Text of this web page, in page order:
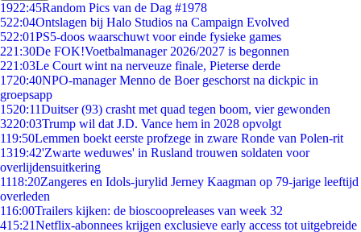
1922:45Random Pics van de Dag #1978
522:04Ontslagen bij Halo Studios na Campaign Evolved
522:01PS5-doos waarschuwt voor einde fysieke games
221:30De FOK!Voetbalmanager 2026/2027 is begonnen
221:03Le Court wint na nerveuze finale, Pieterse derde
1720:40NPO-manager Menno de Boer geschorst na dickpic in
groepsapp
1520:11Duitser (93) crasht met quad tegen boom, vier gewonden
3220:03Trump wil dat J.D. Vance hem in 2028 opvolgt
119:50Lemmen boekt eerste profzege in zware Ronde van Polen-rit
1319:42'Zwarte weduwes' in Rusland trouwen soldaten voor
overlijdensuitkering
1118:20Zangeres en Idols-jurylid Jerney Kaagman op 79-jarige leeftijd
overleden
116:00Trailers kijken: de bioscoopreleases van week 32
415:21Netflix-abonnees krijgen exclusieve early access tot uitgebreide